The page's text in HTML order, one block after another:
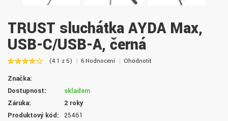
TRUST sluchátka AYDA Max,
USB-C/USB-A, černá
(4.1 z 5) 6 Hodnocení Ohodnotit
Značka:
Dostupnost:
skladem
Záruka:
2 roky
Produktový kód:
25461